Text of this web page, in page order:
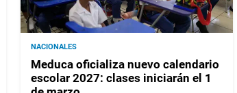
NACIONALES
Meduca oficializa nuevo calendario
escolar 2027: clases iniciarán el 1